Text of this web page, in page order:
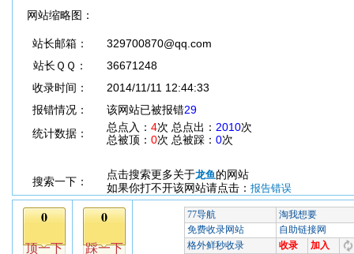
网站缩略图：
站长邮箱：
329700870@qq.com
站长ＱＱ：
36671248
收录时间：
2014/11/11 12:44:33
报错情况：
该网站已被报错29
统计数据：
总点入： 4次 总点出： 2010次
总被顶： 0次 总被踩： 0次
搜索一下：
点击搜索更多关于龙鱼的网站
如果你打不开该网站请点击： 报告错误